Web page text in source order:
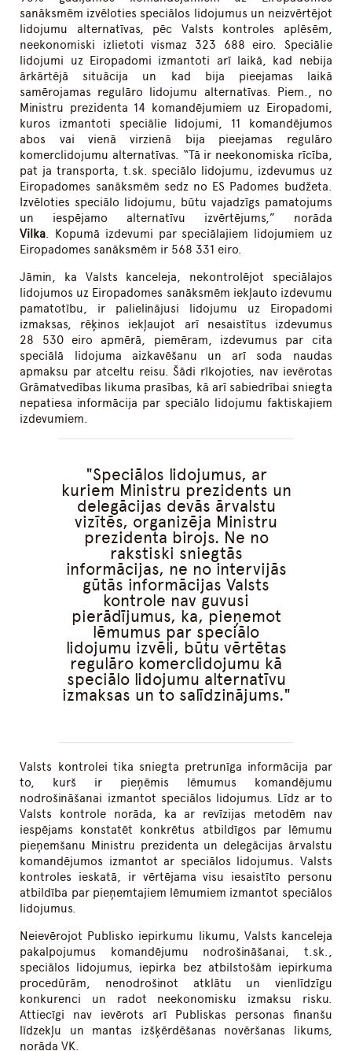
sanāksmēm izvēloties speciālos lidojumus un neizvērtējot
lidojumu alternatīvas, pēc Valsts kontroles aplēsēm,
neekonomiski izlietoti vismaz 323 688 eiro. Speciālie
lidojumi uz Eiropadomi izmantoti arī laikā, kad nebija
ārkārtējā situācija un kad bija pieejamas laikā
samērojamas regulāro lidojumu alternatīvas. Piem., no
Ministru prezidenta 14 komandējumiem uz Eiropadomi,
kuros izmantoti speciālie lidojumi, 11 komandējumos
abos vai vienā virzienā bija pieejamas regulāro
komerclidojumu alternatīvas. “Tā ir neekonomiska rīcība,
pat ja transporta, t.sk. speciālo lidojumu, izdevumus uz
Eiropadomes sanāksmēm sedz no ES Padomes budžeta.
Izvēloties speciālo lidojumu, būtu vajadzīgs pamatojums
un iespējamo alternatīvu izvērtējums,” norāda
Vilka . Kopumā izdevumi par speciālajiem lidojumiem uz
Eiropadomes sanāksmēm ir 568 331 eiro.
Jāmin, ka Valsts kanceleja, nekontrolējot speciālajos
lidojumos uz Eiropadomes sanāksmēm iekļauto izdevumu
pamatotību, ir palielinājusi lidojumu uz Eiropadomi
izmaksas, rēķinos iekļaujot arī nesaistītus izdevumus
28 530 eiro apmērā, piemēram, izdevumus par cita
speciālā lidojuma aizkavēšanu un arī soda naudas
apmaksu par atceltu reisu. Šādi rīkojoties, nav ievērotas
Grāmatvedības likuma prasības, kā arī sabiedrībai sniegta
nepatiesa informācija par speciālo lidojumu faktiskajiem
izdevumiem.
Speciālos lidojumus, ar
kuriem Ministru prezidents un
delegācijas devās ārvalstu
vizītēs, organizēja Ministru
prezidenta birojs. Ne no
rakstiski sniegtās
informācijas, ne no intervijās
gūtās informācijas Valsts
kontrole nav guvusi
pierādījumus, ka, pieņemot
lēmumus par speciālo
lidojumu izvēli, būtu vērtētas
regulāro komerclidojumu kā
speciālo lidojumu alternatīvu
izmaksas un to salīdzinājums.
Valsts kontrolei tika sniegta pretrunīga informācija par
to, kurš ir pieņēmis lēmumus komandējumu
nodrošināšanai izmantot speciālos lidojumus. Līdz ar to
Valsts kontrole norāda, ka ar revīzijas metodēm nav
iespējams konstatēt konkrētus atbildīgos par lēmumu
pieņemšanu Ministru prezidenta un delegācijas ārvalstu
komandējumos izmantot ar speciālos lidojumus. Valsts
kontroles ieskatā, ir vērtējama visu iesaistīto personu
atbildība par pieņemtajiem lēmumiem izmantot speciālos
lidojumus.
Neievērojot Publisko iepirkumu likumu, Valsts kanceleja
pakalpojumus komandējumu nodrošināšanai, t.sk.,
speciālos lidojumus, iepirka bez atbilstošām iepirkuma
procedūrām, nenodrošinot atklātu un vienlīdzīgu
konkurenci un radot neekonomisku izmaksu risku.
Attiecīgi nav ievērots arī Publiskas personas finanšu
līdzekļu un mantas izšķērdēšanas novēršanas likums,
norāda VK.